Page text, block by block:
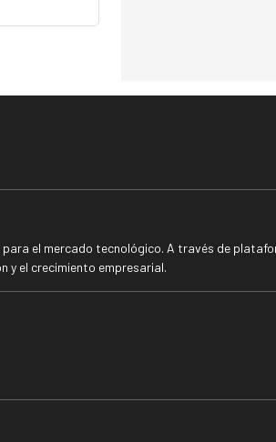
el mercado tecnológico. A través de
y el crecimiento empresarial.